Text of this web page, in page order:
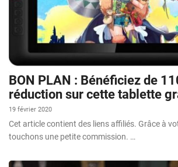
BON PLAN : Bénéficiez de
réduction sur cette tablette
19 février 2020
Cet article contient des liens affiliés. Grâce à
touchons une petite commission. …